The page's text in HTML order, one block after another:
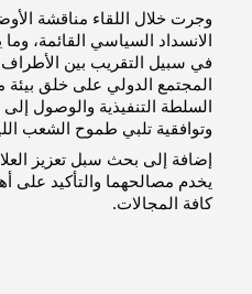
وجرت خلال اللقاء مناقشة
الانسداد السياسي القائمة،
في سبيل التقريب بين الأطراف
المجتمع الدولي على خلق بيئة
السلطة التنفيذية والوصول
وتوافقية تلبي طموح الشعب
إضافة إلى بحث سبل تعزيز
يخدم مصالحهما والتأكيد على
كافة المجالات.